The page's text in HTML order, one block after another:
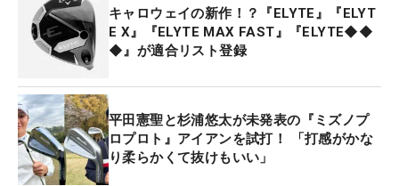
キャロウェイの新作！？『ELYTE』『ELYT
E X』『ELYTE MAX FAST』『ELYTE◆◆
◆』が適合リスト登録
平田憲聖と杉浦悠太が未発表の『ミズノプ
ロプロト』アイアンを試打！ 「打感がかな
り柔らかくて抜けもいい」